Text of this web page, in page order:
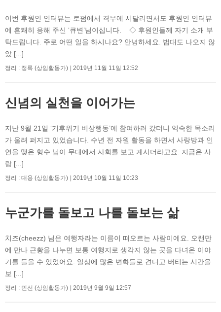
이번 후원인 인터뷰는 로펌에서 격무에 시달리면서도 후원인 인터뷰
에 흔쾌히 응해 주신 ‘큐변’님이십니다. ◇ 후원인들께 자기 소개 부
탁드립니다. 주로 어떤 일을 하시나요? 안녕하세요. 법대도 나오지 않
았 [...]
정리 : 정록 (상임활동가) 2019년 11월 11일 12:52
신념의 실천을 이어가는
지난 9월 21일 ‘기후위기 비상행동’에 참여하러 갔더니 익숙한 목소리
가 울려 퍼지고 있었습니다. 수년 전 자원 활동을 하면서 사랑방과 인
연을 맺은 형수 님이 무대에서 사회를 보고 계시더라고요. 지금은 사
랑 [...]
정리 : 대용 (상임활동가) 2019년 10월 11일 10:23
누군가를 돌보고 나를 돌보는 삶
치즈(cheezz) 님은 여행자라는 이름이 떠오르는 사람이에요. 오랜만
에 만나 근황을 나누면 보통 여행지로 생각지 않는 곳을 다녀온 이야
기를 들을 수 있었어요. 일상에 많은 변화들로 견디고 버티는 시간을
보 [...]
정리 : 민선 (상임활동가) 2019년 9월 9일 12:57